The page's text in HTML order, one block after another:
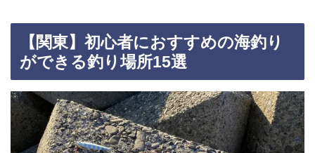
【関東】初心者におすすめの海釣り
ができる釣り場所15選